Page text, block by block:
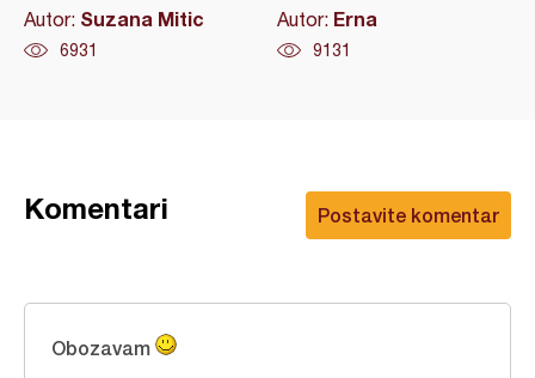
Autor: Suzana Mitic
6931
Autor: Erna
9131
Postavite komentar
Komentari
Obozavam